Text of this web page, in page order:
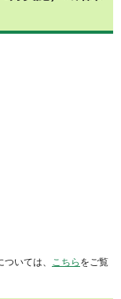
いては、 こちら をご覧